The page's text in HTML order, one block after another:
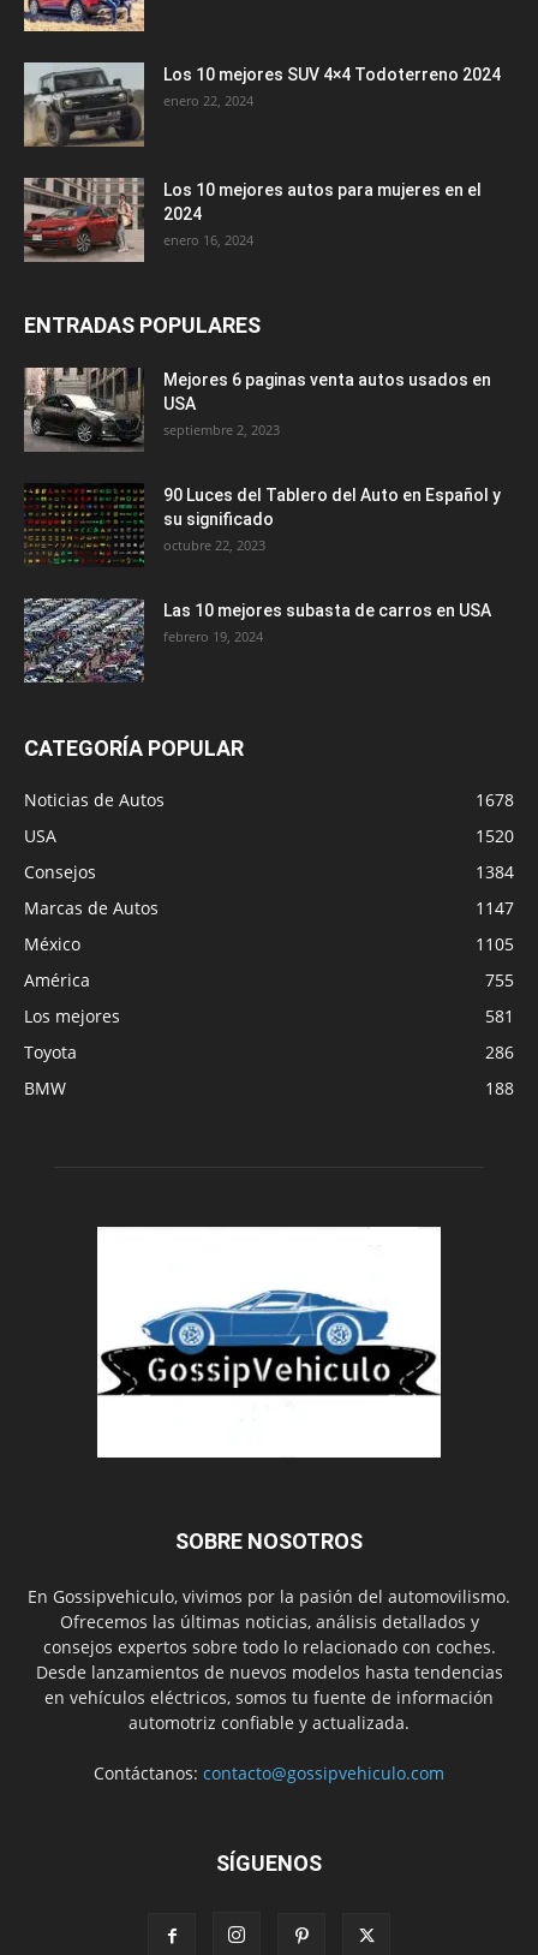
Los 10 mejores SUV 4×4 Todoterreno 2024
enero 22, 2024
Los 10 mejores autos para mujeres en el
2024
enero 16, 2024
ENTRADAS POPULARES
Mejores 6 paginas venta autos usados en
USA
septiembre 2, 2023
90 Luces del Tablero del Auto en Español y
su significado
octubre 22, 2023
Las 10 mejores subasta de carros en USA
febrero 19, 2024
CATEGORÍA POPULAR
Noticias de Autos
1678
USA
1520
Consejos
1384
Marcas de Autos
1147
México
1105
América
755
Los mejores
581
Toyota
286
BMW
188
SOBRE NOSOTROS
En Gossipvehiculo, vivimos por la pasión del automovilismo.
Ofrecemos las últimas noticias, análisis detallados y
consejos expertos sobre todo lo relacionado con coches.
Desde lanzamientos de nuevos modelos hasta tendencias
en vehículos eléctricos, somos tu fuente de información
automotriz confiable y actualizada.
Contáctanos: contacto@gossipvehiculo.com
SÍGUENOS